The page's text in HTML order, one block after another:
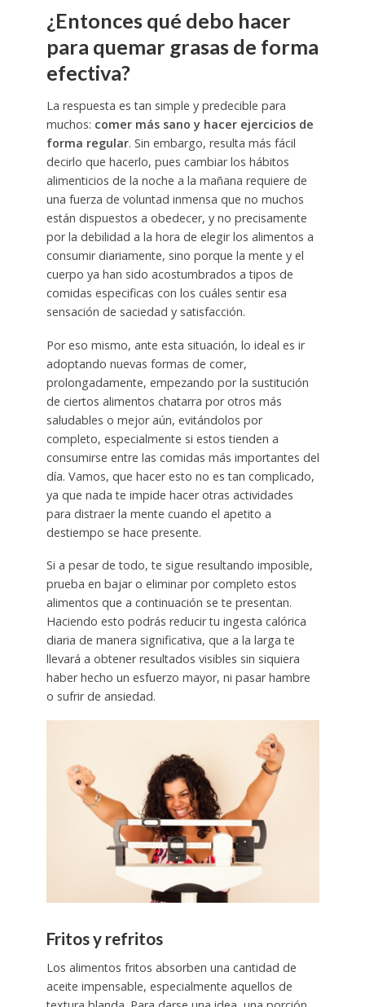
¿Entonces qué debo hacer
para quemar grasas de forma
efectiva?
La respuesta es tan simple y predecible para
muchos: comer más sano y hacer ejercicios de
forma regular. Sin embargo, resulta más fácil
decirlo que hacerlo, pues cambiar los hábitos
alimenticios de la noche a la mañana requiere de
una fuerza de voluntad inmensa que no muchos
están dispuestos a obedecer, y no precisamente
por la debilidad a la hora de elegir los alimentos a
consumir diariamente, sino porque la mente y el
cuerpo ya han sido acostumbrados a tipos de
comidas especificas con los cuáles sentir esa
sensación de saciedad y satisfacción.
Por eso mismo, ante esta situación, lo ideal es ir
adoptando nuevas formas de comer,
prolongadamente, empezando por la sustitución
de ciertos alimentos chatarra por otros más
saludables o mejor aún, evitándolos por
completo, especialmente si estos tienden a
consumirse entre las comidas más importantes del
día. Vamos, que hacer esto no es tan complicado,
ya que nada te impide hacer otras actividades
para distraer la mente cuando el apetito a
destiempo se hace presente.
Si a pesar de todo, te sigue resultando imposible,
prueba en bajar o eliminar por completo estos
alimentos que a continuación se te presentan.
Haciendo esto podrás reducir tu ingesta calórica
diaria de manera significativa, que a la larga te
llevará a obtener resultados visibles sin siquiera
haber hecho un esfuerzo mayor, ni pasar hambre
o sufrir de ansiedad.
Fritos y refritos
Los alimentos fritos absorben una cantidad de
aceite impensable, especialmente aquellos de